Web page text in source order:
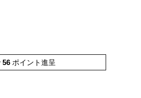
56 ポイント進呈